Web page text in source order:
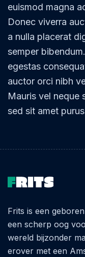
euismod magna
Donec viverra
a nulla placerat
semper
egestas
auctor orci nibh
Mauris vel neque
sed sit amet
Frits is een
een scherp oog
wereld bijzonder
erover met een